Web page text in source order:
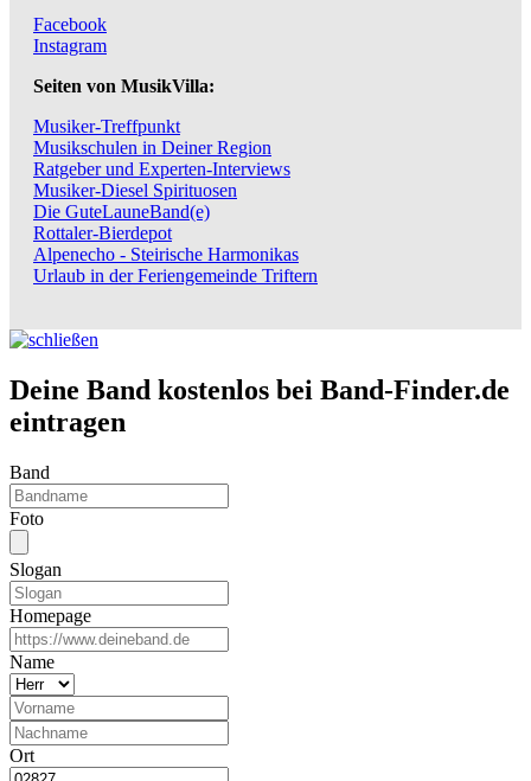
Facebook
Instagram
Seiten von MusikVilla:
Musiker-Treffpunkt
Musikschulen in Deiner Region
Ratgeber und Experten-Interviews
Musiker-Diesel Spirituosen
Die GuteLauneBand(e)
Rottaler-Bierdepot
Alpenecho - Steirische Harmonikas
Urlaub in der Feriengemeinde Triftern
Deine Band kostenlos bei Band-Finder.de
eintragen
Band
Foto
Slogan
Homepage
Name
Ort